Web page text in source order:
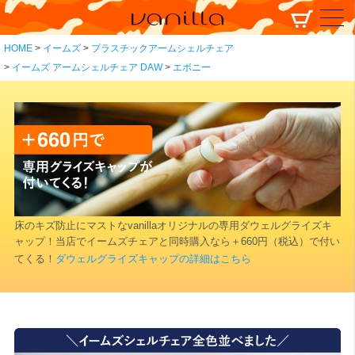
HOME イームズ
プラスチックアームシェルチェア
イームズ アームシェルチェア DAW
エボニー
床のキズ防止にマストなvanillaオリジナルの専用ダウェルグライズキ
ャップ！当店でイームズチェアと同時購入なら＋660円（税込）で付い
てくる！ ダウェルグライズキャップの詳細はこちら